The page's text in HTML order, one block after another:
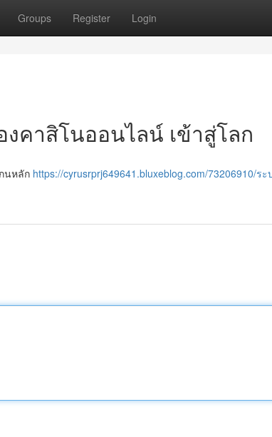
Groups Register Login
คาสิโนออนไลน์ เข้าสู่โลก
นหลัก https://cyrusrprj649641.bluxeblog.com/73206910/ร